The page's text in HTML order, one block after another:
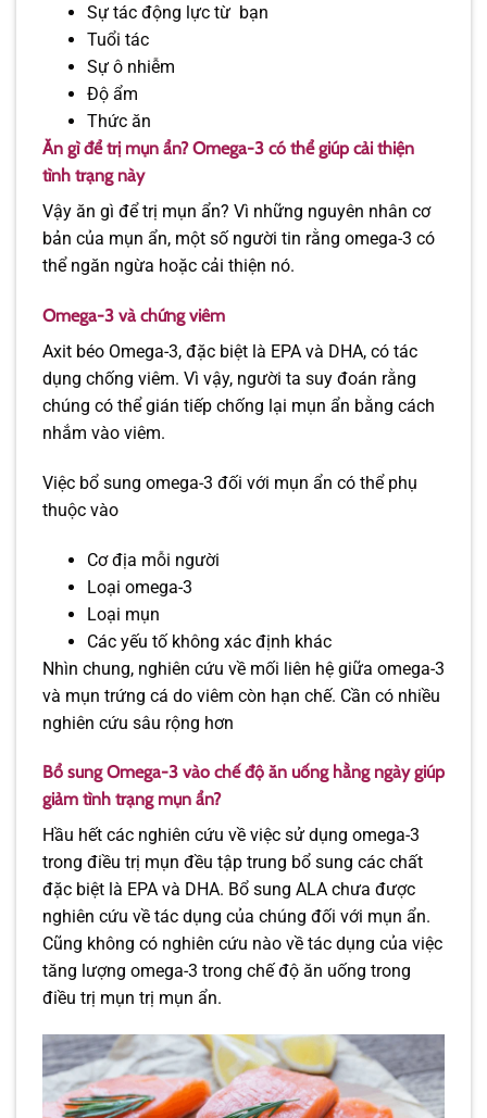
Sự tác động lực từ bạn
Tuổi tác
Sự ô nhiễm
Độ ẩm
Thức ăn
Ăn gì để trị mụn ẩn? Omega-3 có thể giúp cải thiện
tình trạng này
Vậy ăn gì để trị mụn ẩn? Vì những nguyên nhân cơ
bản của mụn ẩn, một số người tin rằng omega-3 có
thể ngăn ngừa hoặc cải thiện nó.
Omega-3 và chứng viêm
Axit béo Omega-3, đặc biệt là EPA và DHA, có tác
dụng chống viêm. Vì vậy, người ta suy đoán rằng
chúng có thể gián tiếp chống lại mụn ẩn bằng cách
nhắm vào viêm.
Việc bổ sung omega-3 đối với mụn ẩn có thể phụ
thuộc vào
Cơ địa mỗi người
Loại omega-3
Loại mụn
Các yếu tố không xác định khác
Nhìn chung, nghiên cứu về mối liên hệ giữa omega-3
và mụn trứng cá do viêm còn hạn chế. Cần có nhiều
nghiên cứu sâu rộng hơn
Bổ sung Omega-3 vào chế độ ăn uống hằng ngày giúp
giảm tình trạng mụn ẩn?
Hầu hết các nghiên cứu về việc sử dụng omega-3
trong điều trị mụn đều tập trung bổ sung các chất
đặc biệt là EPA và DHA. Bổ sung ALA chưa được
nghiên cứu về tác dụng của chúng đối với mụn ẩn.
Cũng không có nghiên cứu nào về tác dụng của việc
tăng lượng omega-3 trong chế độ ăn uống trong
điều trị mụn trị mụn ẩn.